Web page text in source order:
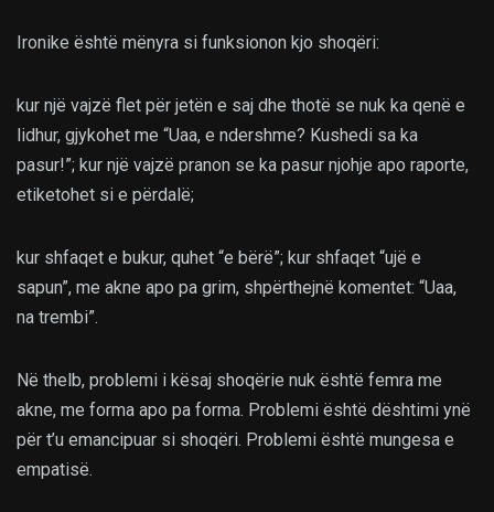
Ironike është mënyra si funksionon kjo shoqëri:
kur një vajzë flet për jetën e saj dhe thotë se nuk ka qenë e
lidhur, gjykohet me “Uaa, e ndershme? Kushedi sa ka
pasur!”; kur një vajzë pranon se ka pasur njohje apo raporte,
etiketohet si e përdalë;
kur shfaqet e bukur, quhet “e bërë”; kur shfaqet “ujë e
sapun”, me akne apo pa grim, shpërthejnë komentet: “Uaa,
na trembi”.
Në thelb, problemi i kësaj shoqërie nuk është femra me
akne, me forma apo pa forma. Problemi është dështimi ynë
për t’u emancipuar si shoqëri. Problemi është mungesa e
empatisë.